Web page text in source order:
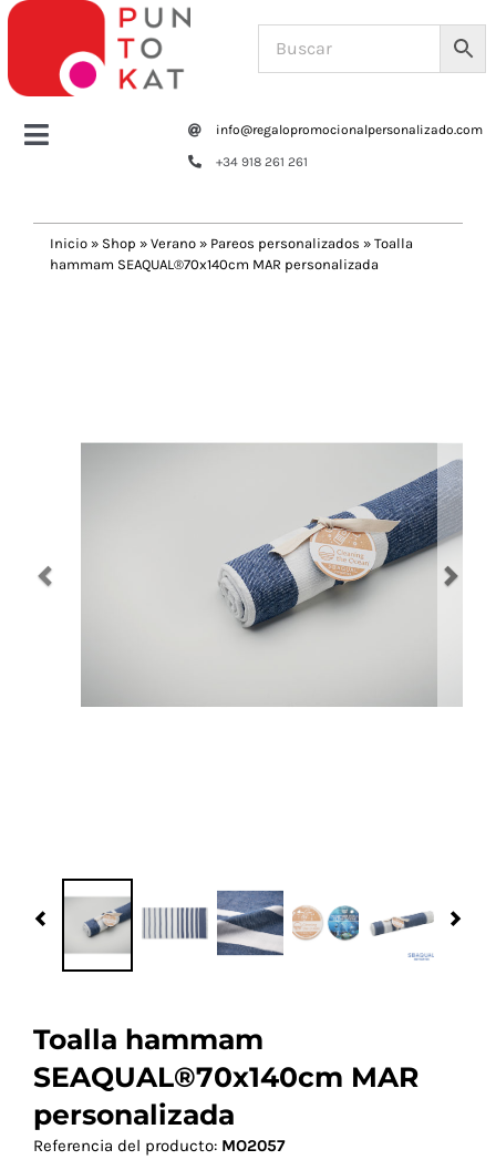
Saltar
contenido
Toggle
Tazas y botellas
Navidad 🎄 Invierno
Más Regalos
info@regalopromocionalpersonalizado.com
+34 918 261 261
Inicio » Shop » Verano » Pareos personalizados » Toalla
hammam SEAQUAL®70x140cm MAR personalizada
Previous
Toalla hammam
SEAQUAL®70x140cm MAR
personalizada
Referencia del producto: MO2057